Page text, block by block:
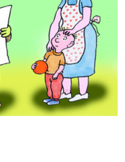
АВТОРИ
РЕДАКЦИЯ
КОНТАКТИ
РЕКЛАМА
АБОНАМЕНТ
УСЛОВИЯ ЗА ПОЛЗВАНЕ